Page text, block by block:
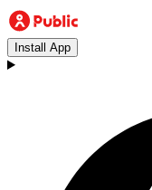
Install App